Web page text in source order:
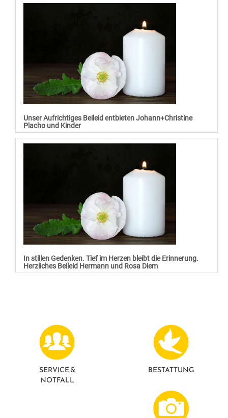
Unser Aufrichtiges Beileid entbieten Johann+Christine
Placho und Kinder
In stillen Gedenken. Tief im Herzen bleibt die Erinnerung.
Herzliches Beileid Hermann und Rosa Diem
SERVICE &
NOTFALL
BESTATTUNG